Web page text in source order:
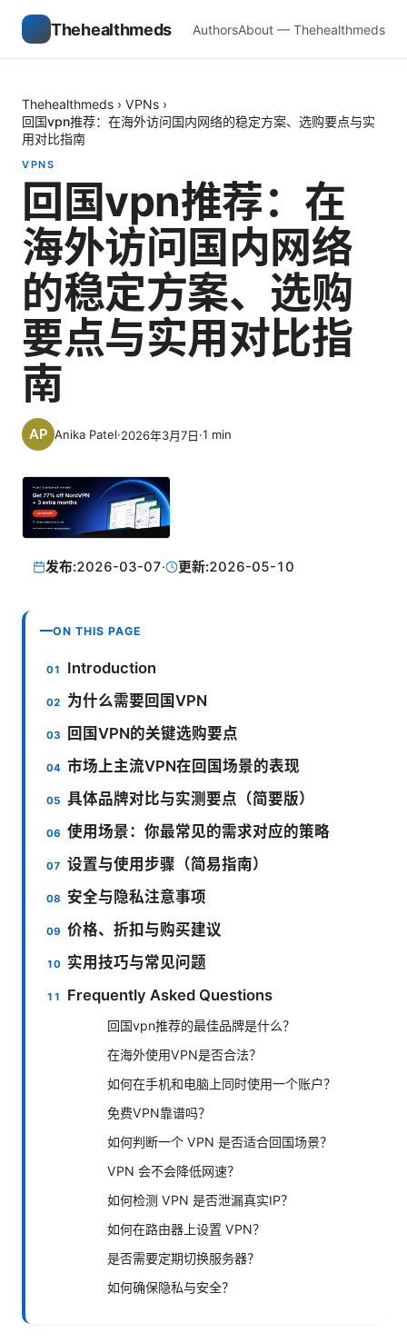
Thehealthmeds AuthorsAbout — Thehealthmeds
Thehealthmeds › VPNs ›
回国vpn推荐：在海外访问国内网络的稳定方案、选购要点与实
用对比指南
VPNS
回国vpn推荐：在
海外访问国内网络
的稳定方案、选购
要点与实用对比指
南
Anika Patel·2026年3月7日·1 min
发布:2026-03-07· 更新:2026-05-10
ON THIS PAGE
Introduction
为什么需要回国VPN
回国VPN的关键选购要点
市场上主流VPN在回国场景的表现
具体品牌对比与实测要点（简要版）
使用场景：你最常见的需求对应的策略
设置与使用步骤（简易指南）
安全与隐私注意事项
价格、折扣与购买建议
实用技巧与常见问题
Frequently Asked Questions
回国vpn推荐的最佳品牌是什么？
在海外使用VPN是否合法？
如何在手机和电脑上同时使用一个账户？
免费VPN靠谱吗？
如何判断一个 VPN 是否适合回国场景？
VPN 会不会降低网速？
如何检测 VPN 是否泄漏真实IP？
如何在路由器上设置 VPN？
是否需要定期切换服务器？
如何确保隐私与安全？